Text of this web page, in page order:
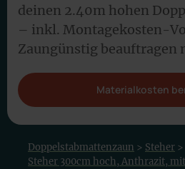
deinen 2.40m hohen
– inkl. Montagekosten-
Zaungünstig beauftragen
Materialkosten
Doppelstabmattenzaun > Steher >
Steher 300cm hoch, Anthrazit,